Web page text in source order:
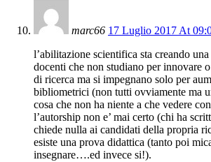
marc66 17 Luglio 2017 At
l’abilitazione scientifica sta creando
docenti che non studiano per innovare
di ricerca ma si impegnano solo per
bibliometrici (non tutti ovviamente ma
cosa che non ha niente a che vedere
l’autorship non e’ mai certo (chi ha
chiede nulla ai candidati della propria
esiste una prova didattica (tanto poi
insegnare….ed invece si!).